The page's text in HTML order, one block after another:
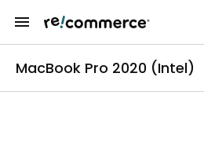
MacBook Pro 2020 (Intel)